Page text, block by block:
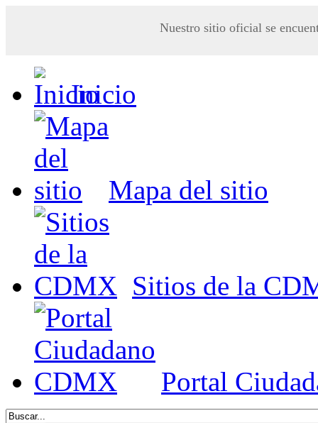
Nuestro sitio oficial se
Inicio
Mapa del sitio
Sitios de la
Portal